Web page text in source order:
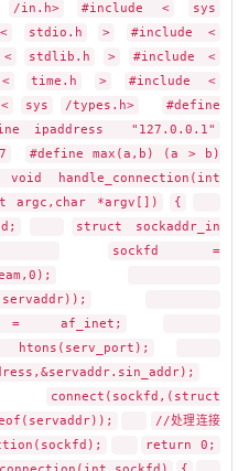
/in.h> #include <
sys
stdio.h >
#include <
stdlib.h >
#include <
time.h >
#include <
sys /types.h>
#define
ipaddress "127.0.0.1"
#define max(a,b) (a > b)
handle_connection(int
argc,char *argv[])
{
struct sockaddr_in
sockfd =
= af_inet;
connect(sockfd,(struct
//处理连接
return 0;